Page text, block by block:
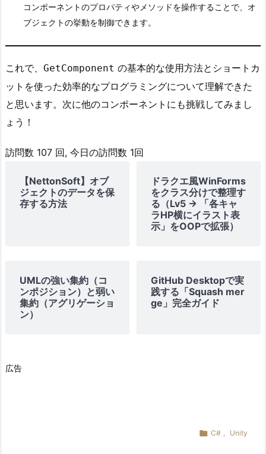
ン
ポ
ー
ン
ト
へ
の
ク
ス
例：
d
b
o
d
コンポーネントのプロパティやメソッドを操作することで、オ
ブジェクトの挙動を制御できます。
これで、 GetComponent の基本的な使用方法とショートカ
ットを使った効率的なプログラミングについて理解できた
と思います。次に他のコンポーネントにも挑戦してみまし
ょう！
訪問数 107 回, 今日の訪問数 1回
【NettonSoft】オブ
ジェクトのデータを保
存する方法
ドラクエ風WinForms
をクラス分けで整理す
る（Lv5 → 「各キャ
ラHP横にイラスト表
示」をOOPで拡張）
UMLの強い集約（コ
ンポジション）と弱い
集約（アグリゲーショ
ン）
GitHub Desktopで実
践する「Squash mer
ge」完全ガイド
広告
 C# Unity